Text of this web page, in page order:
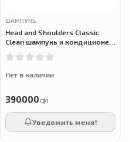
ШАМПУНЬ
Head and Shoulders Classic
Clean шампунь и кондиционер
парабенов, Anti-Dandruff 2 in 1
Нет в наличии
390000сӯм
Уведомить меня!